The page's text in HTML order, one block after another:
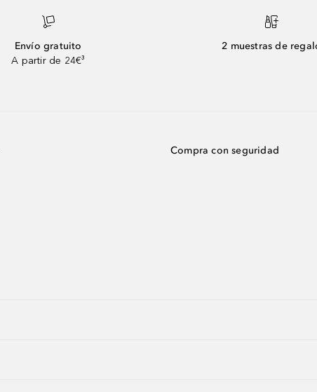
Envío gratuito
A partir de 24€³
2 muestras de
Compra con seguridad